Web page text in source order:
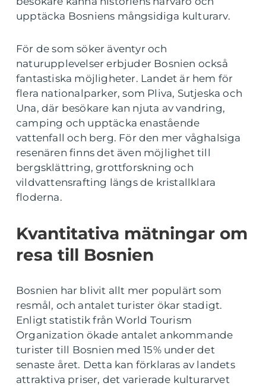
upptäcka Bosniens mångsidiga kulturarv.
För de som söker äventyr och
naturupplevelser erbjuder Bosnien också
fantastiska möjligheter. Landet är hem för
flera nationalparker, som Pliva, Sutjeska och
Una, där besökare kan njuta av vandring,
camping och upptäcka enastående
vattenfall och berg. För den mer våghalsiga
resenären finns det även möjlighet till
bergsklättring, grottforskning och
vildvattensrafting längs de kristallklara
floderna.
Kvantitativa mätningar om
resa till Bosnien
Bosnien har blivit allt mer populärt som
resmål, och antalet turister ökar stadigt.
Enligt statistik från World Tourism
Organization ökade antalet ankommande
turister till Bosnien med 15% under det
senaste året. Detta kan förklaras av landets
attraktiva priser, det varierade kulturarvet